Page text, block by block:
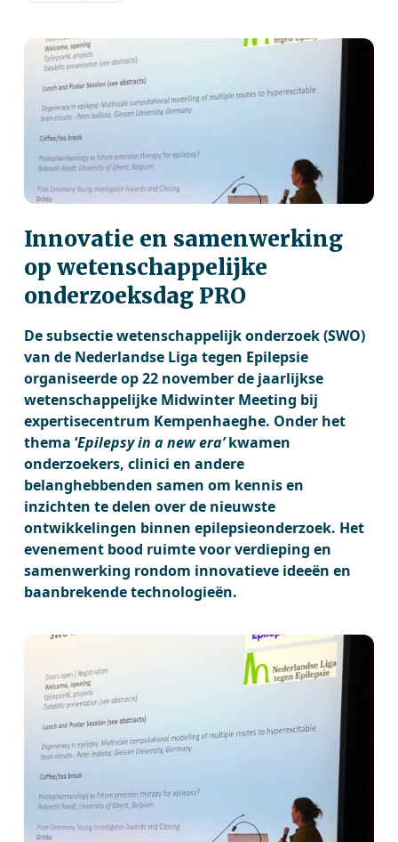
Innovatie en samenwerking
op wetenschappelijke
onderzoeksdag PRO
De subsectie wetenschappelijk onderzoek (SWO)
van de Nederlandse Liga tegen Epilepsie
organiseerde op 22 november de jaarlijkse
wetenschappelijke Midwinter Meeting bij
expertisecentrum Kempenhaeghe. Onder het
thema ‘Epilepsy in a new era’kwamen
onderzoekers, clinici en andere
belanghebbenden samen om kennis en
inzichten te delen over de nieuwste
ontwikkelingen binnen epilepsieonderzoek. Het
evenement bood ruimte voor verdieping en
samenwerking rondom innovatieve ideeën en
baanbrekende technologieën.